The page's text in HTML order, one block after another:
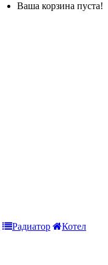
Ваша корзина пуста!
Радиатор
Котел